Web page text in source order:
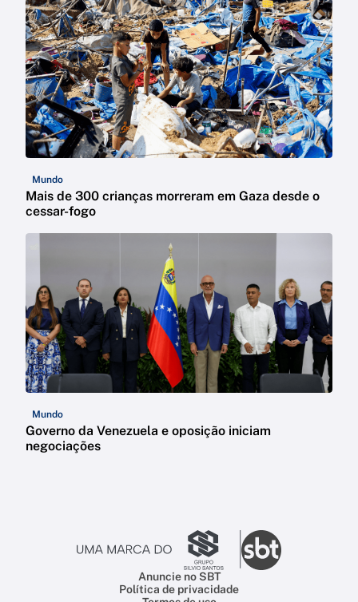
Mundo
Mais de 300 crianças morreram em Gaza desde o
cessar-fogo
Mundo
Governo da Venezuela e oposição iniciam
negociações
Anuncie no SBT
Política de privacidade